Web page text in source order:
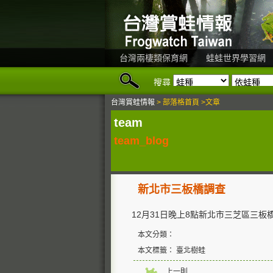
台灣兩棲類保育網 蛙蛙世界學習網
搜尋
台灣賞蛙情報 > 部落格首頁 >文章
team
team_blog
新北市三板橋調查
12月31日晚上8點新北市三芝區三板
本文分類：
本文標籤： 臺北樹蛙